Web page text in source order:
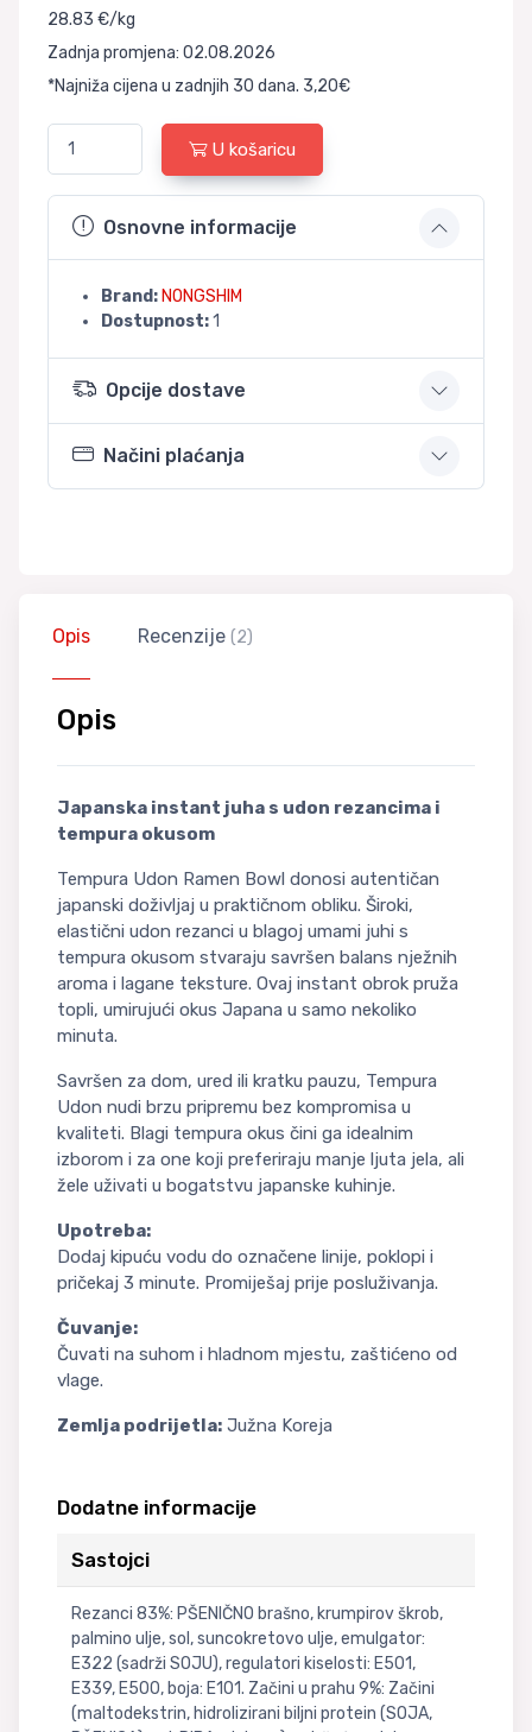
28.83 €/kg
Zadnja promjena: 02.08.2026
*Najniža cijena u zadnjih 30 dana. 3,20€
U košaricu
Osnovne informacije
Brand: NONGSHIM
Dostupnost:1
Opcije dostave
Načini plaćanja
Opis Recenzije (2)
Opis
Japanska instant juha s udon rezancima i
tempura okusom
Tempura Udon Ramen Bowl donosi autentičan
japanski doživljaj u praktičnom obliku. Široki,
elastični udon rezanci u blagoj umami juhi s
tempura okusom stvaraju savršen balans nježnih
aroma i lagane teksture. Ovaj instant obrok pruža
topli, umirujući okus Japana u samo nekoliko
minuta.
Savršen za dom, ured ili kratku pauzu, Tempura
Udon nudi brzu pripremu bez kompromisa u
kvaliteti. Blagi tempura okus čini ga idealnim
izborom i za one koji preferiraju manje ljuta jela, ali
žele uživati u bogatstvu japanske kuhinje.
Upotreba:
Dodaj kipuću vodu do označene linije, poklopi i
pričekaj 3 minute. Promiješaj prije posluživanja.
Čuvanje:
Čuvati na suhom i hladnom mjestu, zaštićeno od
vlage.
Zemlja podrijetla: Južna Koreja
Dodatne informacije
Sastojci
Rezanci 83%: PŠENIČNO brašno, krumpirov škrob,
palmino ulje, sol, suncokretovo ulje, emulgator:
E322 (sadrži SOJU), regulatori kiselosti: E501,
E339, E500, boja: E101. Začini u prahu 9%: Začini
(maltodekstrin, hidrolizirani biljni protein (SOJA,